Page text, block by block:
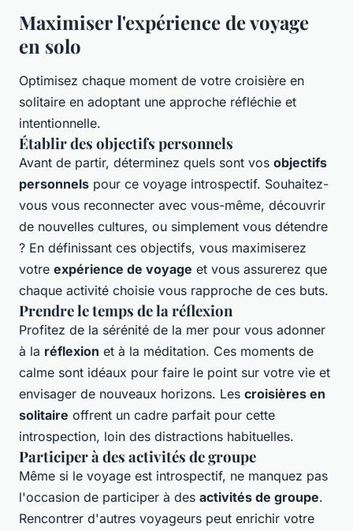
Maximiser l'expérience de voyage
en solo
Optimisez chaque moment de votre croisière en
solitaire en adoptant une approche réfléchie et
intentionnelle.
Établir des objectifs personnels
Avant de partir, déterminez quels sont vos objectifs
personnels pour ce voyage introspectif. Souhaitez-
vous vous reconnecter avec vous-même, découvrir
de nouvelles cultures, ou simplement vous détendre
? En définissant ces objectifs, vous maximiserez
votre expérience de voyage et vous assurerez que
chaque activité choisie vous rapproche de ces buts.
Prendre le temps de la réflexion
Profitez de la sérénité de la mer pour vous adonner
à la réflexion et à la méditation. Ces moments de
calme sont idéaux pour faire le point sur votre vie et
envisager de nouveaux horizons. Les croisières en
solitaire offrent un cadre parfait pour cette
introspection, loin des distractions habituelles.
Participer à des activités de groupe
Même si le voyage est introspectif, ne manquez pas
l'occasion de participer à des activités de groupe.
Rencontrer d'autres voyageurs peut enrichir votre